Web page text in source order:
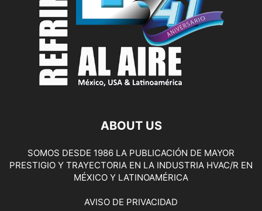
ABOUT US
SOMOS DESDE 1986 LA PUBLICACIÓN DE MAYOR
PRESTIGIO Y TRAYECTORIA EN LA INDUSTRIA HVAC/R EN
MÉXICO Y LATINOAMÉRICA
AVISO DE PRIVACIDAD